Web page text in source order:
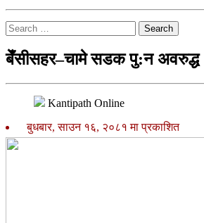
Search
बेँसीसहर–चामे सडक पु:न अवरुद्ध
Kantipath Online
बुधबार, साउन १६, २०८१ मा प्रकाशित